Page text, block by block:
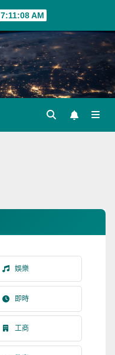
7:11:09 AM
娛樂
即時
工商